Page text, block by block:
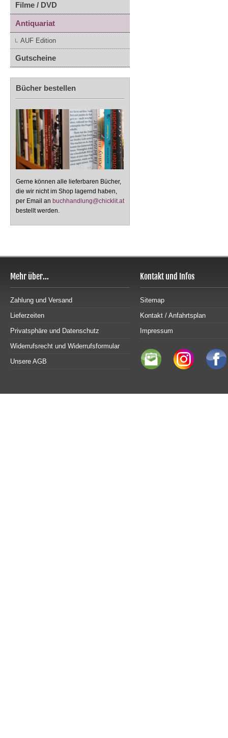
Filme / DVD
Antiquariat
AUF Edition
Gutscheine
Bücher bestellen
Gerne können alle lieferbaren Bücher,
die wir nicht im Shop lagernd haben,
per Email an buchhandlung@chicklit.at
bestellt werden.
Mehr über...
Zahlung und Versand
Lieferzeiten
Privatsphäre und Datenschutz
Widerrufsrecht und Widerrufsformular
Unsere AGB
Kontakt und Infos
Sitemap
Kontakt / Anfahrtsplan
Impressum